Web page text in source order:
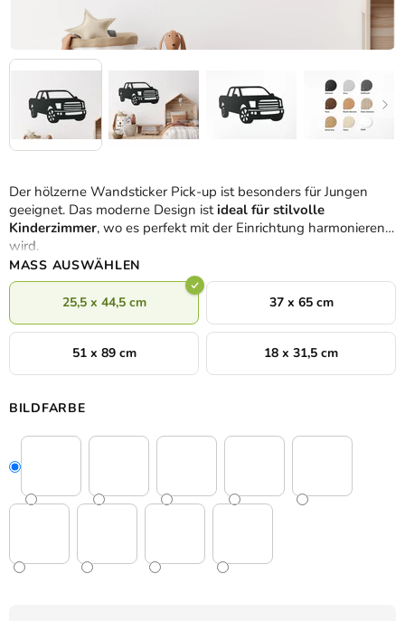
Der hölzerne Wandsticker Pick-up ist besonders für Jungen
geeignet. Das moderne Design istideal für stilvolle
Kinderzimmer, wo es perfekt mit der Einrichtung harmonieren
wird.
MASS AUSWÄHLEN
25,5 x 44,5 cm 37 x 65 cm
51 x 89 cm 18 x 31,5 cm
BILDFARBE